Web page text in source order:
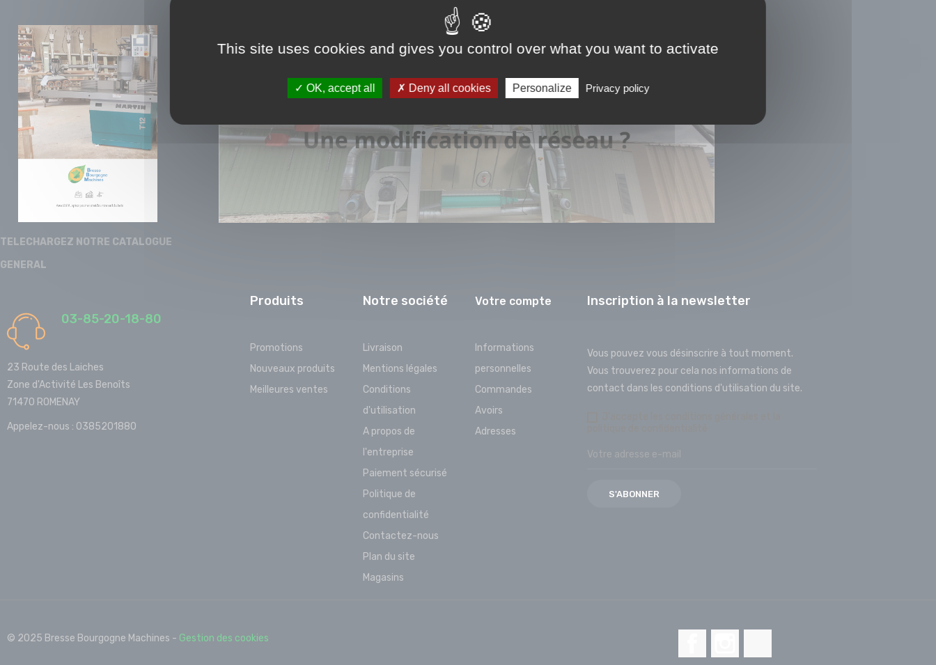
TELECHARGEZ NOTRE CATALOGUE
GENERAL
03-85-20-18-80
23 Route des Laiches
Zone d'Activité Les Benoîts
71470 ROMENAY
Appelez-nous : 0385201880
Produits
Promotions
Nouveaux produits
Meilleures ventes
Notre société
Livraison
Mentions légales
Conditions
d'utilisation
A propos de
l'entreprise
Paiement sécurisé
Politique de
confidentialité
Contactez-nous
Plan du site
Magasins
Votre compte
Informations
personnelles
Commandes
Avoirs
Adresses
Inscription à la newsletter
Vous pouvez vous désinscrire à tout moment.
Vous trouverez pour cela nos informations de
contact dans les conditions d'utilisation du site.
© 2025 Bresse Bourgogne Machines - Gestion des cookies
This site uses cookies and gives you control over what you want to activate
OK, accept all Deny all cookies Personalize Privacy policy